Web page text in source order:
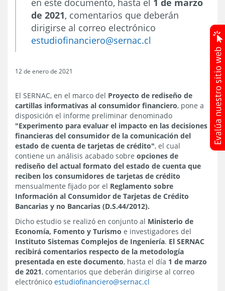
de 2021, comentarios que deberán
dirigirse al correo electrónico
estudiofinanciero@sernac.cl
12 de enero de 2021
El SERNAC, en el marco del Proyecto de rediseño de
cartillas informativas al consumidor financiero, pone a
disposición el informe preliminar denominado
"Experimento para evaluar el impacto en las decisiones
financieras del consumidor de la comunicación del
estado de cuenta de tarjetas de crédito", el cual
contiene un análisis acabado sobre opciones de
rediseño del actual formato del estado de cuenta que
reciben los consumidores de tarjetas de crédito
mensualmente fijado por el Reglamento sobre
Información al Consumidor de Tarjetas de Crédito
Bancarias y no Bancarias (D.S.44/2012).
Dicho estudio se realizó en conjunto al Ministerio de
Economía, Fomento y Turismo e investigadores del
Instituto Sistemas Complejos de Ingeniería. El SERNAC
recibirá comentarios respecto de la metodología
presentada en este documento, hasta el día 1 de marzo
de 2021, comentarios que deberán dirigirse al correo
electrónico estudiofinanciero@sernac.cl